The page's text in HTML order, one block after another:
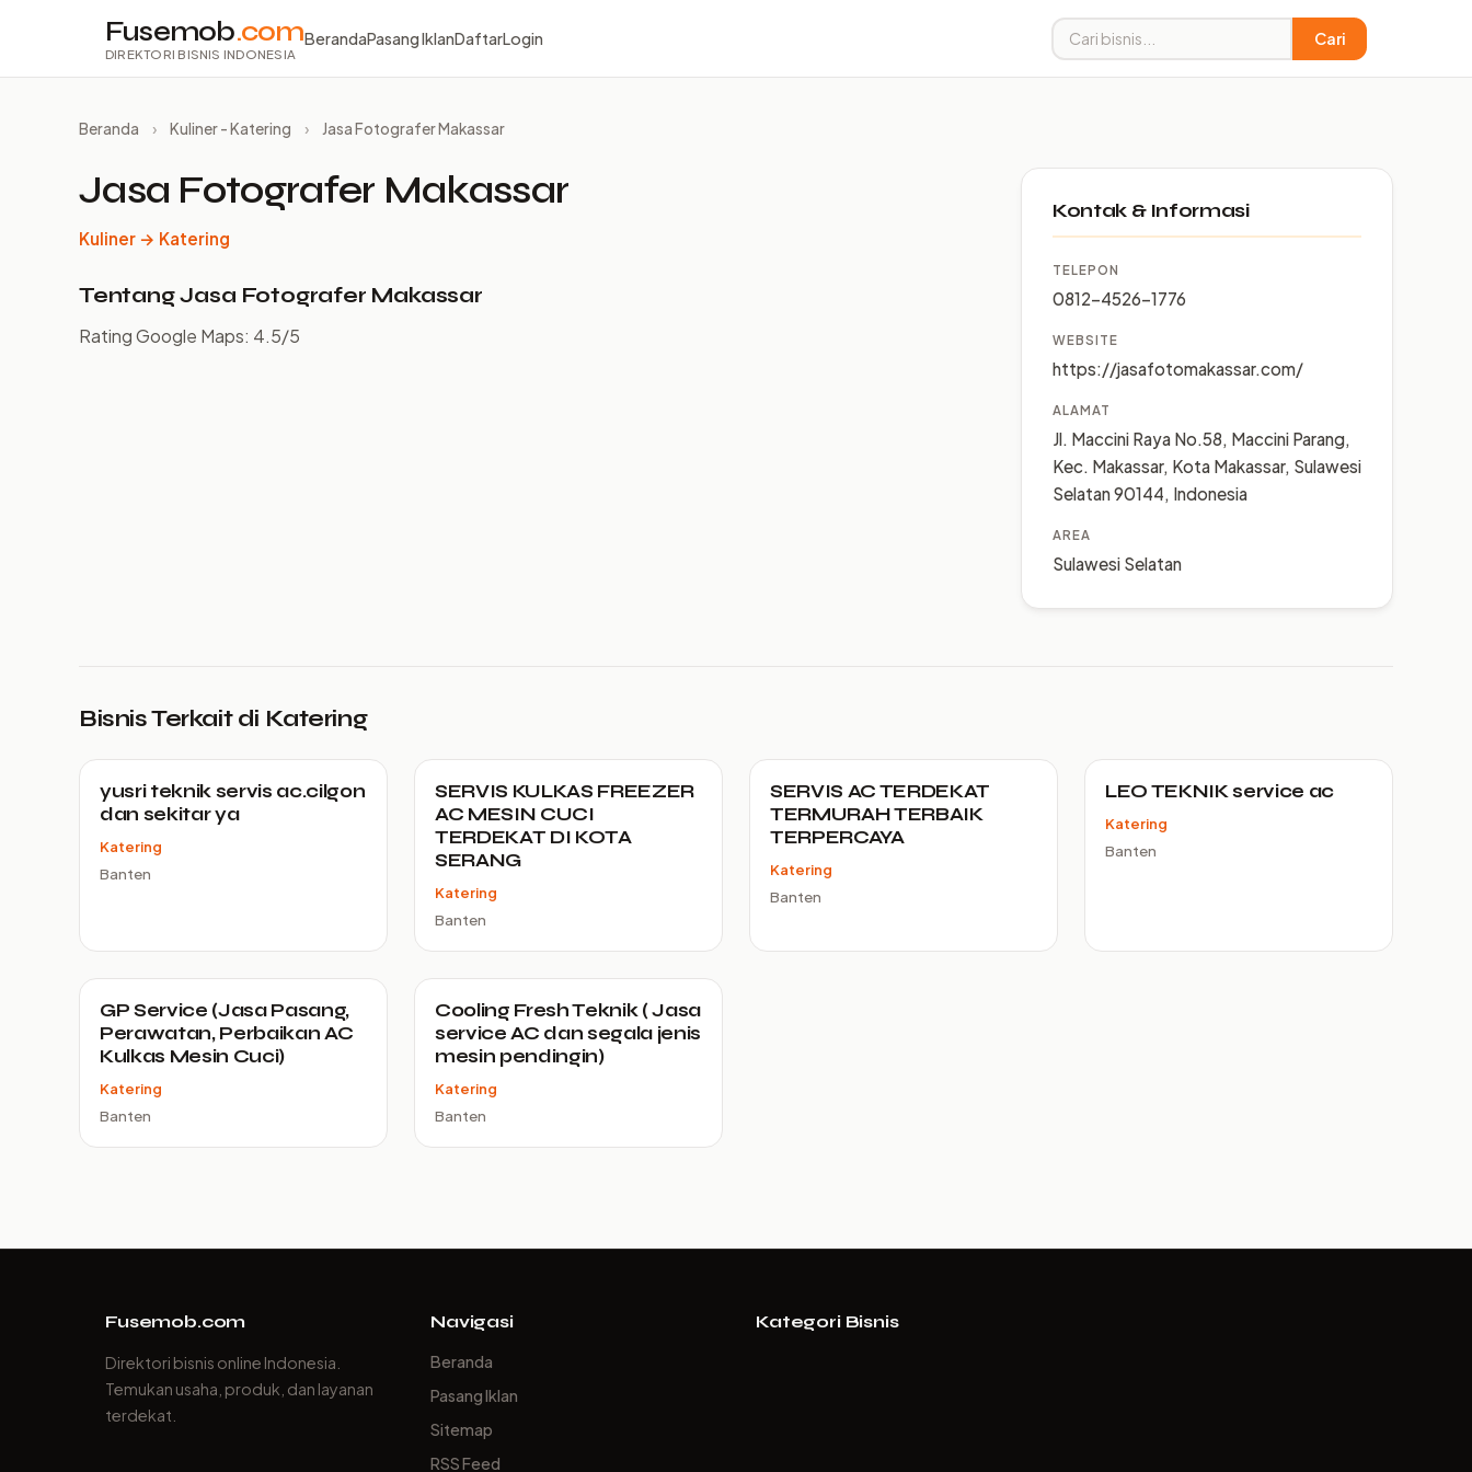
Fusemob.com
DIREKTORI BISNIS INDONESIA
BerandaPasang IklanDaftarLogin Cari
Beranda › Kuliner - Katering › Jasa Fotografer Makassar
Jasa Fotografer Makassar
Kuliner → Katering
Tentang Jasa Fotografer Makassar
Rating Google Maps: 4.5/5
Kontak & Informasi
TELEPON
0812-4526-1776
WEBSITE
https://jasafotomakassar.com/
ALAMAT
Jl. Maccini Raya No.58, Maccini Parang,
Kec. Makassar, Kota Makassar, Sulawesi
Selatan 90144, Indonesia
AREA
Sulawesi Selatan
Bisnis Terkait di Katering
yusri teknik servis ac.cilgon
dan sekitar ya
Katering
Banten
SERVIS KULKAS FREEZER
AC MESIN CUCI
TERDEKAT DI KOTA
SERANG
Katering
Banten
SERVIS AC TERDEKAT
TERMURAH TERBAIK
TERPERCAYA
Katering
Banten
LEO TEKNIK service ac
Katering
Banten
GP Service (Jasa Pasang,
Perawatan, Perbaikan AC
Kulkas Mesin Cuci)
Katering
Banten
Cooling Fresh Teknik ( Jasa
service AC dan segala jenis
mesin pendingin)
Katering
Banten
Fusemob.com
Direktori bisnis online Indonesia.
Temukan usaha, produk, dan layanan
terdekat.
Navigasi
Beranda
Pasang Iklan
Sitemap
RSS Feed
Kategori Bisnis